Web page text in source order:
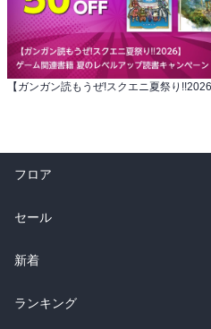
フロア
総合
ラノベ
雑誌・グラビア
セール
総合
ラノベ
新着
総合
ランキング